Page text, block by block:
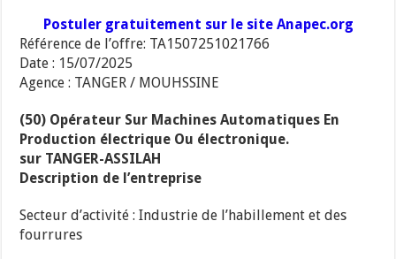
Postuler gratuitement sur le site Anapec.org
Référence de l’offre: TA1507251021766
Date : 15/07/2025
Agence : TANGER / MOUHSSINE
(50) Opérateur Sur Machines Automatiques En
Production électrique Ou électronique.
sur TANGER-ASSILAH
Description de l’entreprise
Secteur d’activité : Industrie de l’habillement et des
fourrures